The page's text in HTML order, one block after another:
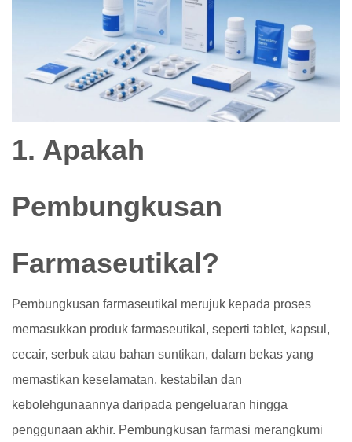
1. Apakah
Pembungkusan
Farmaseutikal?
Pembungkusan farmaseutikal merujuk kepada proses
memasukkan produk farmaseutikal, seperti tablet, kapsul,
cecair, serbuk atau bahan suntikan, dalam bekas yang
memastikan keselamatan, kestabilan dan
kebolehgunaannya daripada pengeluaran hingga
penggunaan akhir. Pembungkusan farmasi merangkumi